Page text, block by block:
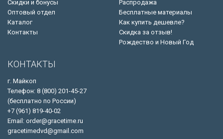
Скидки и бонусы
Оптовый отдел
Каталог
Контакты
Распродажа
Бесплатные материалы
Как купить дешевле?
Скидка за отзыв!
Рождество и Новый Год
КОНТАКТЫ
г. Майкоп
Телефон: 8 (800) 201-45-27
(бесплатно по России)
+7 (961) 819-40-02
Email: order@gracetime.ru
gracetimedvd@gmail.com